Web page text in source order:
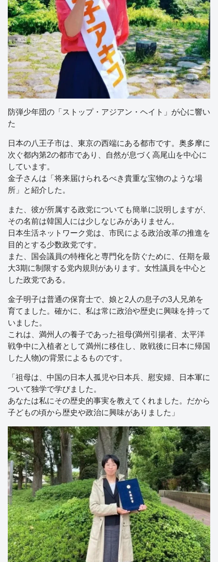
防弾少年団の「ストップ・アジアン・ヘイト」が心に響い
た
日本の八王子市は、東京の西端にある都市です。奥多摩に
次ぐ都内第2の都市であり、自然が息づく高尾山を中心に
しています。
金子さんは「将来届けられるべき貴重な宝物のような場
所」と紹介した。
また、彼が所属する政党についても簡単に説明しますが、
その名前は韓国人には少しなじみがありません。
日本生活ネットワーク党は、市民による政治改革の推進を
目的とする少数政党です。
また、国会議員の特権化と専門化を防ぐために、任期を最
大3期に制限する党内規則があります。女性議員を中心と
した政党である。
金子明子は普通の保育士で、娘と2人の息子の3人兄弟を
育てました。確かに、私は常に政治や歴史に興味を持って
いました。
これは、満州人の養子であった祖母(満州引揚者、太平洋
戦争中に入植者として満州に移住し、敗戦後に日本に帰国
した人物)の背景によるものです。
「祖母は、中国の日本人孤児や日本兵、慰安婦、日本軍に
ついて独学で学びました。
あなたは私にその歴史的事実を教えてくれました。だから
子どもの頃から歴史や政治に興味がありました」